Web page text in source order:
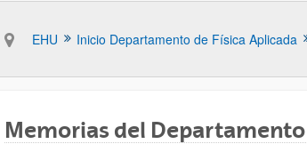
EHU Inicio Departamento de Física Aplicada
Memorias del